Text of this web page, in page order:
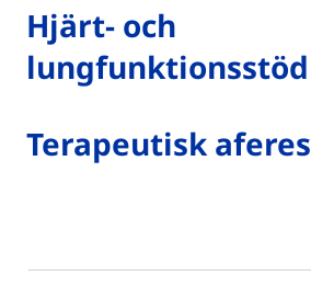
Hjärt- och
lungfunktionsstöd
Terapeutisk aferes